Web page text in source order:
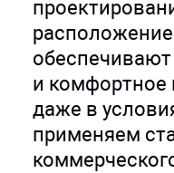
и комфортное
даже в
применяем